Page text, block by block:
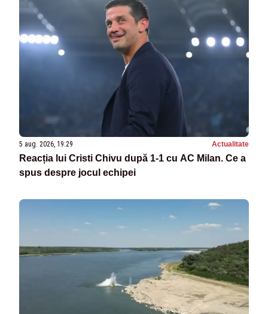
5 aug. 2026, 19:29 Actualitate
Reacția lui Cristi Chivu după 1-1 cu AC Milan. Ce a
spus despre jocul echipei